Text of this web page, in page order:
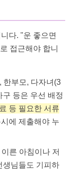
다. "운 좋으면
접근해야 합니
한부모, 다자녀(3
등은 우선 배정
등 필요한 서류
에 제출해야 누
이른 아침이나 저
생님들도 기피하